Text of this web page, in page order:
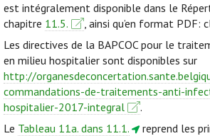
est intégralement disponible dans le
chapitre 11.5. , ainsi qu’en format PDF:
Les directives de la BAPCOC pour le
en milieu hospitalier sont disponibles sur
http://
commandations-de-traitements-anti-
hospitalier-2017-integral
.
Le Tableau 11a. dans 11.1.
reprend les